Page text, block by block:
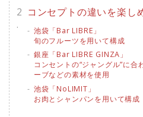
コンセプトの違いを楽し
池袋「Bar LIBRE」
旬のフルーツを用いて構成
銀座「Bar LIBRE GINZA」
コンセントの“ジャングル”に
ーブなどの素材を使用
池袋「NoLIMIT」
お肉とシャンパンを用いて構成